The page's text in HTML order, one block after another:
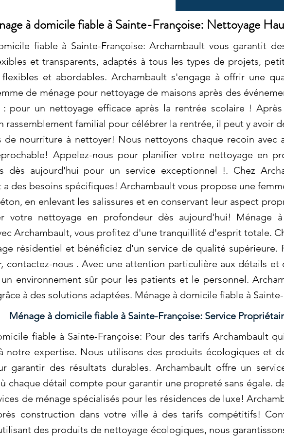
à domicile fiable à Sainte-Françoise: Nettoyage
fiable à Sainte-Françoise: Archambault vous garantit
et transparents, adaptés à tous les types de projets,
flexibles et abordables. Archambault s'engage à offrir une
de ménage pour nettoyage de maisons après des
: pour un nettoyage efficace après la rentrée scolaire !
rassemblement familial pour célébrer la rentrée, il peut y avoir
de nourriture à nettoyer! Nous nettoyons chaque recoin avec
Appelez-nous pour planifier votre nettoyage en
dès aujourd'hui pour un service exceptionnel !. Chez
a des besoins spécifiques! Archambault vous propose une
en enlevant les salissures et en conservant leur aspect
votre nettoyage en profondeur dès aujourd'hui! Ménage
Archambault, vous profitez d'une tranquillité d'esprit totale.
résidentiel et bénéficiez d'un service de qualité supérieure.
contactez-nous . Avec une attention particulière aux détails
un environnement sûr pour les patients et le personnel.
à des solutions adaptées. Ménage à domicile fiable à
Ménage à domicile fiable à Sainte-Françoise: Service
fiable à Sainte-Françoise: Pour des tarifs Archambault
notre expertise. Nous utilisons des produits écologiques et
garantir des résultats durables. Archambault offre un
chaque détail compte pour garantir une propreté sans égale.
de ménage spécialisés pour les résidences de luxe!
construction dans votre ville à des tarifs compétitifs!
des produits de nettoyage écologiques, nous